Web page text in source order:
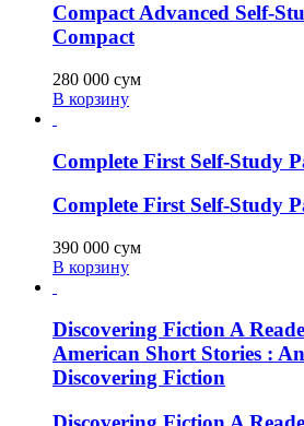
Compact Advanced Self-
Compact
280 000 сум
В корзину
Complete First Self-Study
Complete First Self-Study
390 000 сум
В корзину
Discovering Fiction A
American Short Stories :
Discovering Fiction